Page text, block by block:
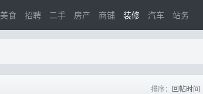
美食 招聘 二手 房产 商铺 装修 汽车 站务
排序： 回帖时间